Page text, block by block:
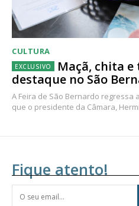
CULTURA
Maçã, chita
destaque no São
A Feira de São Bernardo regressa
que o presidente da Câmara,
Fique atento!